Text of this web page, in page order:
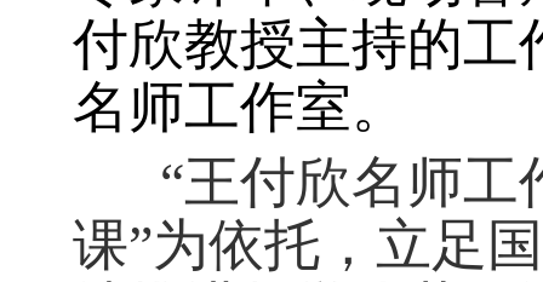
付欣教授主持的工
名师工作室。
“王付欣名师工
课”为依托，立足